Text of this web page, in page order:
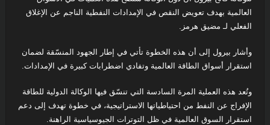
حرب مالي الشمالية تدخل مرحلة خطيرة جديدة…
العالمية بهدف تعويض النقص في الإمدادات النفطية الناجم عن الإغلاق
الفعلي لـ مضيق هرمز.
وأشار بيرول إلى أن هذه الخطوة تأتي في إطار الجهود المنسّقة لضمان
استقرار أسواق الطاقة العالمية وتفادي اضطرابات كبيرة في الإمدادات.
وتُعد هذه العملية المرة السادسة التي تنسّق فيها الوكالة الدولية للطاقة
الإفراج عن النفط من احتياطياتها الاستراتيجية، في خطوة تهدف إلى دعم
استقرار السوق العالمية في ظل التوترات الجيوسياسية الراهنة.